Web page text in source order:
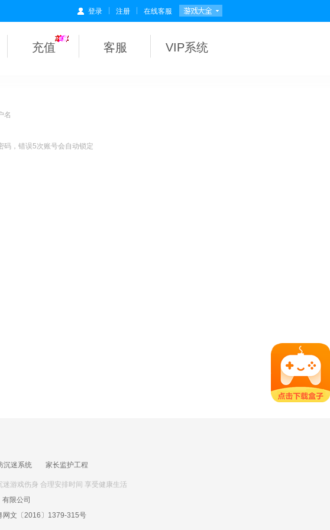
登录 注册 在线客服
充值 客服 VIP系统
名
码，错误5次账号会自动锁定
沉迷系统 家长监护工程
游戏伤身 合理安排时间 享受健康生活
限公司
网文〔2016〕1379-315号